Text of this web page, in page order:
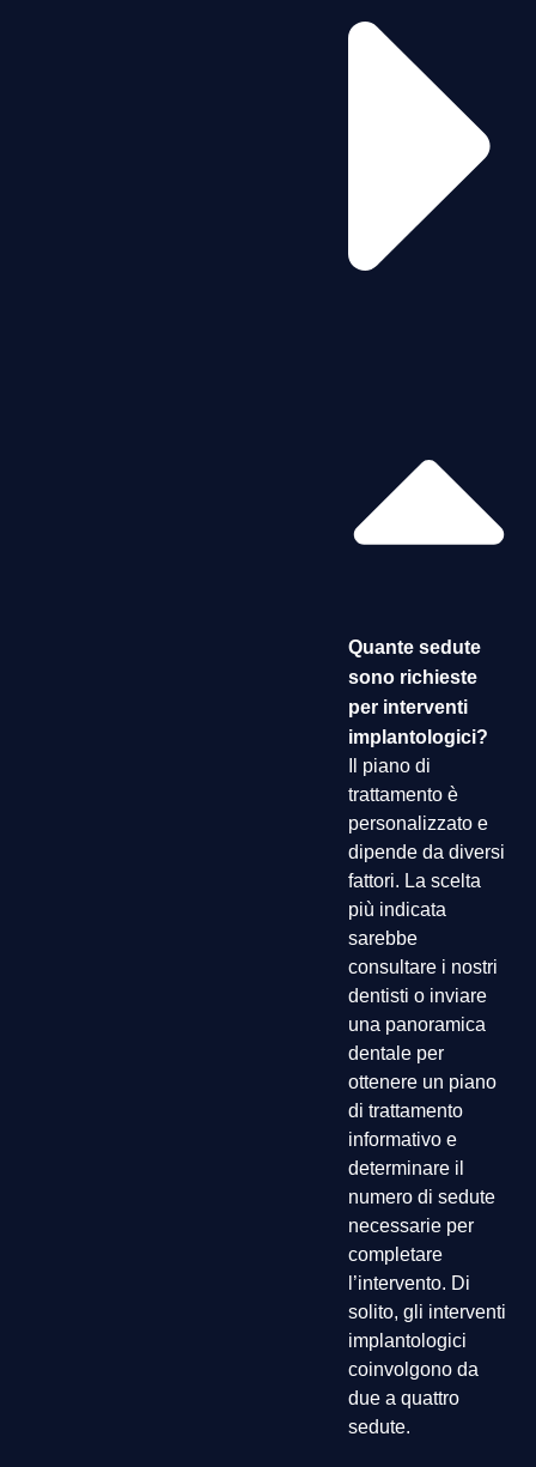
Quante sedute
sono richieste
per interventi
implantologici?
Il piano di
trattamento è
personalizzato e
dipende da diversi
fattori. La scelta
più indicata
sarebbe
consultare i nostri
dentisti o inviare
una panoramica
dentale per
ottenere un piano
di trattamento
informativo e
determinare il
numero di sedute
necessarie per
completare
l’intervento. Di
solito, gli interventi
implantologici
coinvolgono da
due a quattro
sedute.